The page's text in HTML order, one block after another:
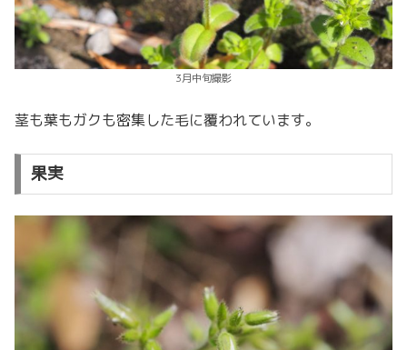
3月中旬撮影
茎も葉もガクも密集した毛に覆われています。
果実